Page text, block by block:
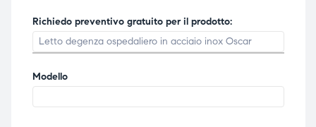
Richiedo preventivo gratuito per il prodotto:
Modello